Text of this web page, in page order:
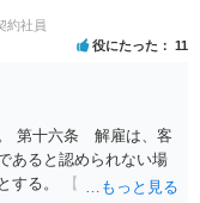
あまりありません。
うことであれば、バッ
当たりません。 つまり
ではなく、上記、顧
書面も、矛盾だらけの
ダメです。担当役員の
トーリー性もありませ
実経験者が述べたこと
す。 ご質問者様のイメ
」、客観性・合理性
認められるハードルは
足で解雇するときは、
たる注意・指導・教
などをしっかり記録し
めて高いです。
約社員
役にたった 11
第十六条 解雇は、客
あると認められない場
する。 【ご質問１に対